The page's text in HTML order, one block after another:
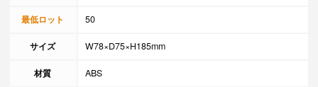
最低ロット 50
サイズ W78×D75×H185mm
材質 ABS